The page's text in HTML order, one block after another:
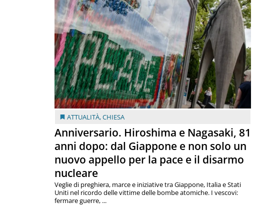
ATTUALITÀ,CHIESA
Anniversario. Hiroshima e Nagasaki, 81
anni dopo: dal Giappone e non solo un
nuovo appello per la pace e il disarmo
nucleare
Veglie di preghiera, marce e iniziative tra Giappone, Italia e Stati
Uniti nel ricordo delle vittime delle bombe atomiche. I vescovi:
fermare guerre, ...